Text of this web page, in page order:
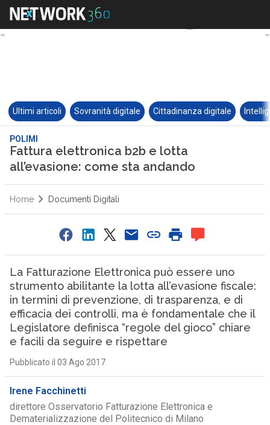
Ultimi articoli Sovranità digitale Cittadinanza digitale
POLIMI
Fattura elettronica b2b e lotta
all’evasione: come sta andando
Home Documenti Digitali
La Fatturazione Elettronica può essere uno
strumento abilitante la lotta all’evasione fiscale:
in termini di prevenzione, di trasparenza, e di
efficacia dei controlli, ma è fondamentale che il
Legislatore definisca “regole del gioco” chiare
e facili da seguire e rispettare
Pubblicato il 03 Ago 2017
Irene Facchinetti
direttore Osservatorio Fatturazione Elettronica e
Dematerializzazione del Politecnico di Milano